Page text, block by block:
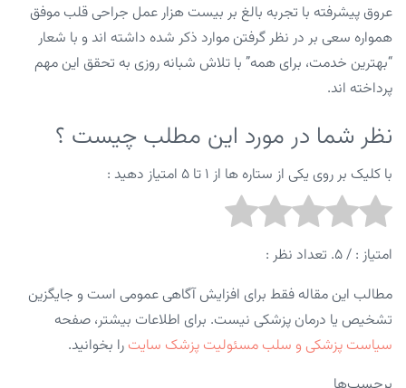
عروق پیشرفته با تجربه بالغ بر بیست هزار عمل جراحی قلب موفق
همواره سعی بر در نظر گرفتن موارد ذکر شده داشته اند و با شعار
“بهترین خدمت، برای همه” با تلاش شبانه روزی به تحقق این مهم
پرداخته اند.
نظر شما در مورد این مطلب چیست ؟
با کلیک بر روی یکی از ستاره ها از ۱ تا ۵ امتیاز دهید :
امتیاز : / ۵. تعداد نظر :
مطالب این مقاله فقط برای افزایش آگاهی عمومی است و جایگزین
تشخیص یا درمان پزشکی نیست. برای اطلاعات بیشتر، صفحه
سیاست پزشکی و سلب مسئولیت پزشک سایت را بخوانید.